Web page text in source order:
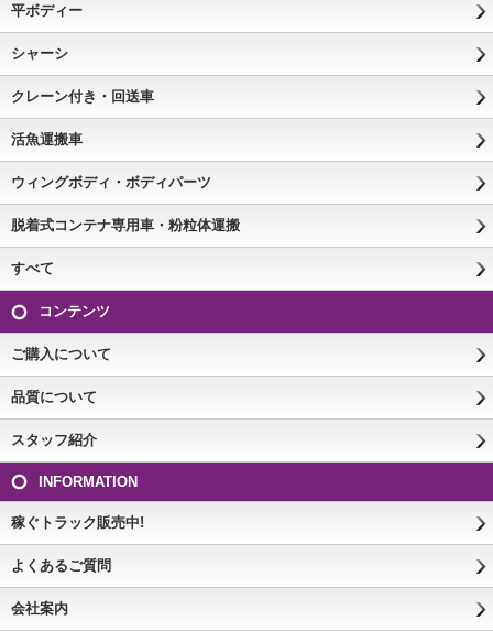
平ボディー
シャーシ
クレーン付き・回送車
活魚運搬車
ウィングボディ・ボディパーツ
脱着式コンテナ専用車・粉粒体運搬
すべて
コンテンツ
ご購入について
品質について
スタッフ紹介
INFORMATION
稼ぐトラック販売中!
よくあるご質問
会社案内